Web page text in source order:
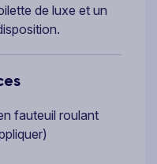
de luxe et un
fauteuil roulant